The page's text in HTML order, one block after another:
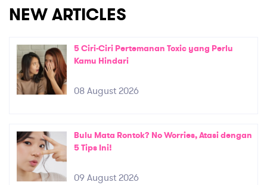
NEW ARTICLES
5 Ciri-Ciri Pertemanan Toxic yang Perlu
Kamu Hindari
08 August 2026
Bulu Mata Rontok? No Worries, Atasi dengan
5 Tips Ini!
09 August 2026